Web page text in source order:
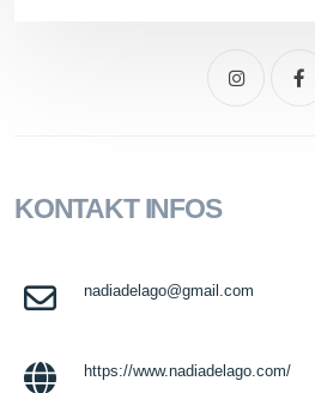
KONTAKT INFOS
nadiadelago@gmail.com
https://www.nadiadelago.com/